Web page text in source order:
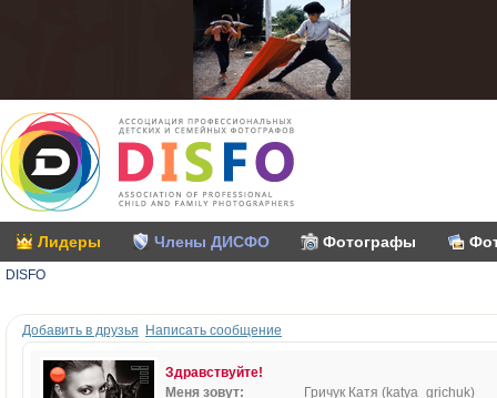
Лидеры Члены ДИСФО Фотографы
DISFO
Добавить в друзья Написать сообщение
Здравствуйте!
Меня зовут:
Гричук Катя (katya_grichuk)